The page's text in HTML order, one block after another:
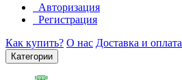
Авторизация
Регистрация
Как купить? О нас Доставка и оплата
Категории